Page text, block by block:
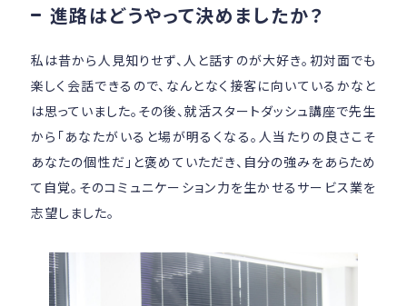
進路はどうやって決めましたか？
私は昔から人見知りせず、人と話すのが大好き。初対面でも
楽しく会話できるので、なんとなく接客に向いているかなと
は思っていました。その後、就活スタートダッシュ講座で先生
から「あなたがいると場が明るくなる。人当たりの良さこそ
あなたの個性だ」と褒めていただき、自分の強みをあらため
て自覚。そのコミュニケーション力を生かせるサービス業を
志望しました。